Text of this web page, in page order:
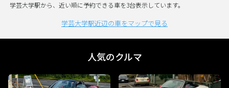
学芸大学駅から、近い順に予約できる車を3台表示しています。
学芸大学駅近辺の車をマップで見る
人気のクルマ